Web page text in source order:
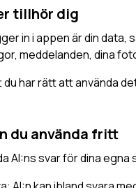
tillhör dig
in i appen är din data,
meddelanden, dina
du har rätt att använda
du använda fritt
AI:ns svar för dina egna